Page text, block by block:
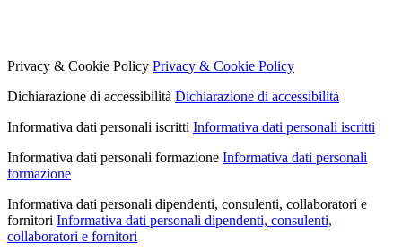
Privacy & Cookie Policy Privacy & Cookie Policy
Dichiarazione di accessibilità Dichiarazione di accessibilità
Informativa dati personali iscritti Informativa dati personali iscritti
Informativa dati personali formazione Informativa dati personali
formazione
Informativa dati personali dipendenti, consulenti, collaboratori e
fornitori Informativa dati personali dipendenti, consulenti,
collaboratori e fornitori